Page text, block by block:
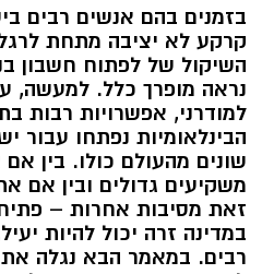
בזמנים בהם אנשים רבים
קרקע לא יציבה מתחת
השיקול של לפתוח חשבון
נראה מופרך כלל. למעשה,
למודרני, אפשרויות רבות
הבינלאומיות נפתחו עבור
שונים מהעולם כולו. בין
משקיעים גדולים ובין אם
זאת מסיבות אחרות –
במדינה זרה יכול להיות
רבים. במאמר הבא נגלה את